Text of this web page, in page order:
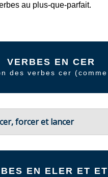
au plus-que-parfait.
VERBES EN CER
des verbes cer
forcer et lancer
EN ELER ET